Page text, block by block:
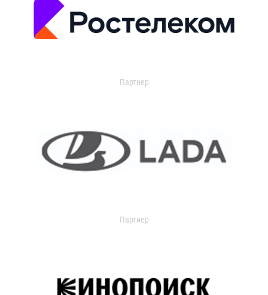
Партнер
Партнер